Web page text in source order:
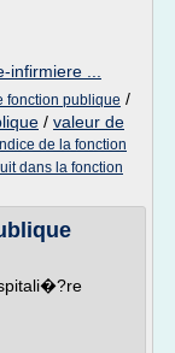
...
fonction publique /
/ valeur de
de la fonction
dans la fonction